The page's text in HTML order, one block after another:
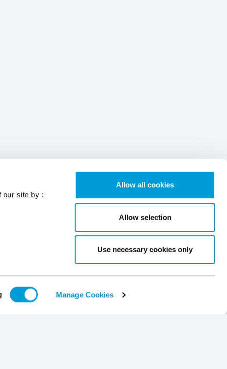
our site by :
Manage Cookies
Allow all cookies
Allow selection
Use necessary cookies only